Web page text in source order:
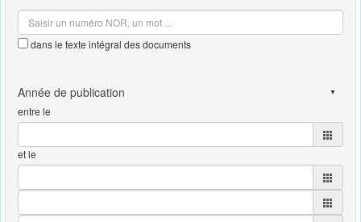
dans le texte intégral des documents
entre le
et le